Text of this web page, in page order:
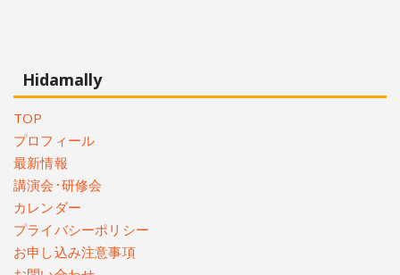
Hidamally
TOP
プロフィール
最新情報
講演会･研修会
カレンダー
プライバシーポリシー
お申し込み注意事項